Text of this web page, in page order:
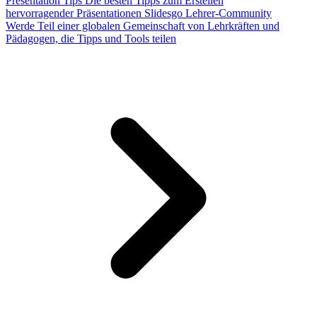
hervorragender Präsentationen Slidesgo Lehrer-Community
Werde Teil einer globalen Gemeinschaft von Lehrkräften und
Pädagogen, die Tipps und Tools teilen